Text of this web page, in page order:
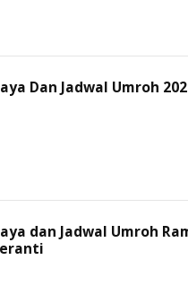
Dan Jadwal Umroh
dan Jadwal Umroh